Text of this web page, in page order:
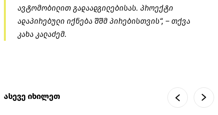
ავტომობილით გადაადგილებისას. პროექტი
ადაპირებული იქნება შშმ პირებისთვის“, – თქვა
კახა კალაძემ.
ასევე იხილეთ